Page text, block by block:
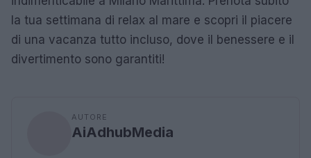
la tua settimana di relax al mare e scopri il piacere
di una vacanza tutto incluso, dove il benessere e il
divertimento sono garantiti!
AUTORE
AiAdhubMedia